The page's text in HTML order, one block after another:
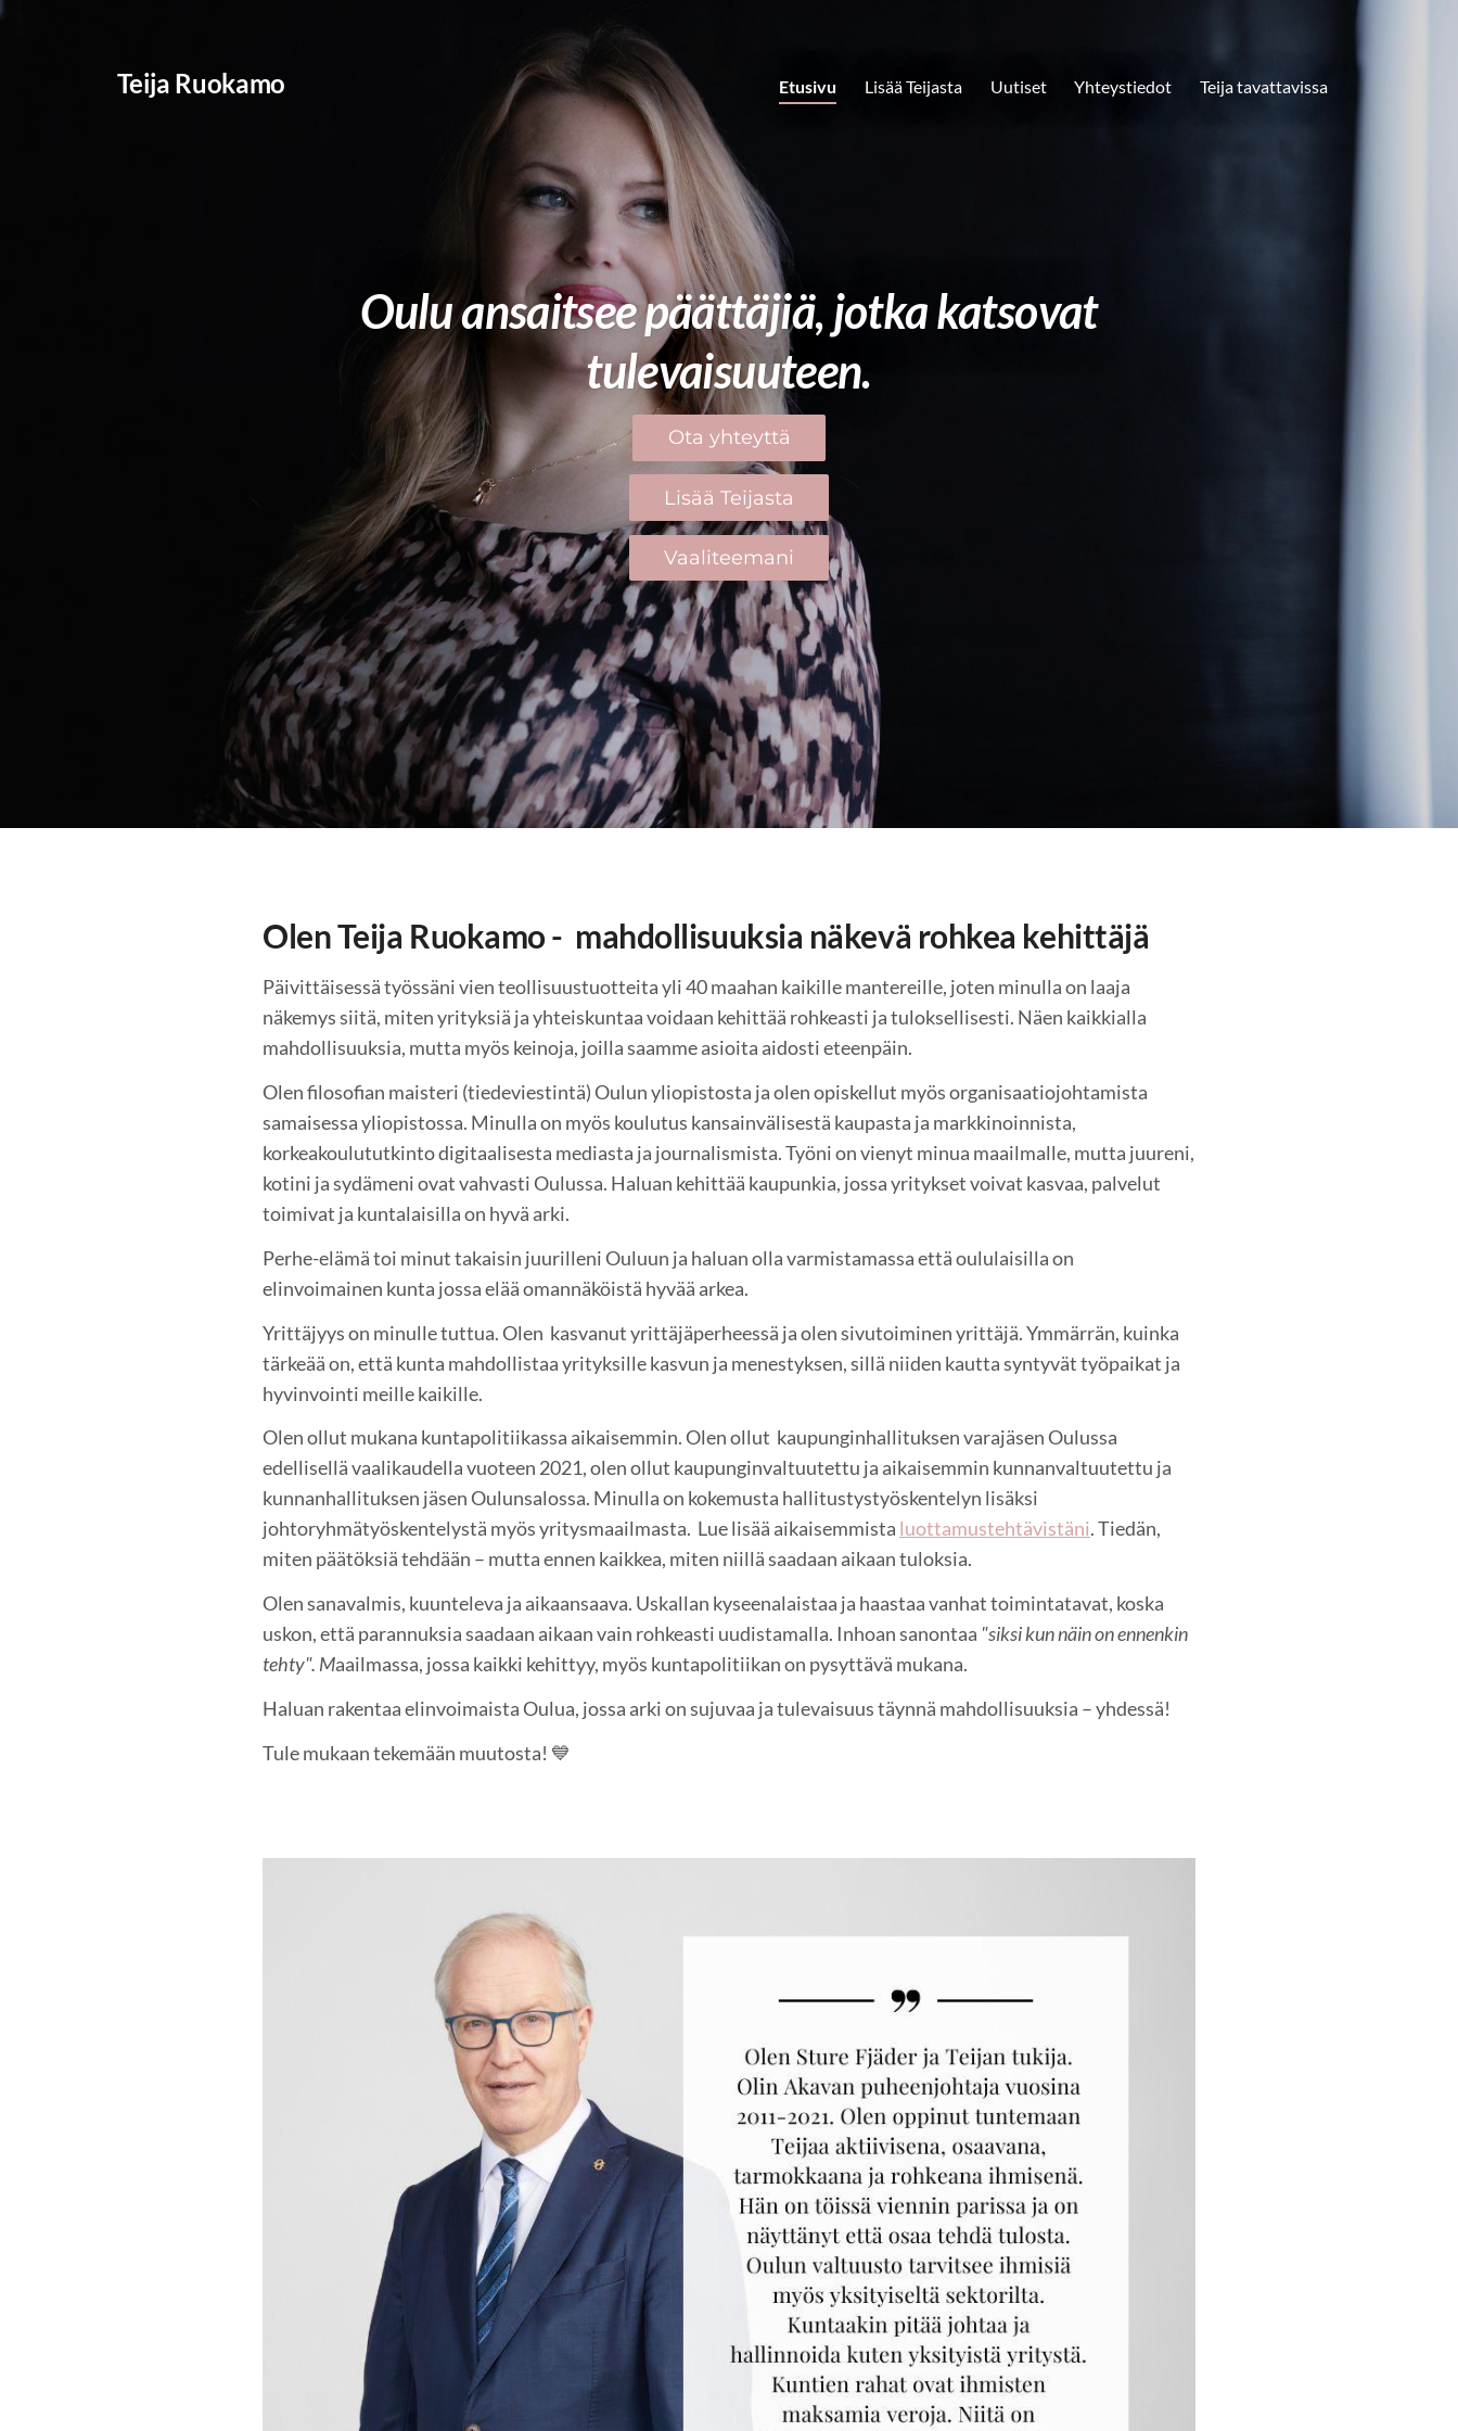
Teija Ruokamo Etusivu Lisää Teijasta Uutiset Yhteystiedot Teija tavattavissa
Oulu ansaitsee päättäjiä, jotka katsovat
tulevaisuuteen.
Ota yhteyttä
Lisää Teijasta
Vaaliteemani
OlenTeija Ruokamo - mahdollisuuksia näkevä rohkea kehittäjä
Päivittäisessä työssäni vien teollisuustuotteita yli 40 maahan kaikille mantereille, joten minulla on laaja
näkemys siitä, miten yrityksiä ja yhteiskuntaa voidaan kehittää rohkeasti ja tuloksellisesti. Näen kaikkialla
mahdollisuuksia, mutta myös keinoja, joilla saamme asioita aidosti eteenpäin.
Olen filosofian maisteri (tiedeviestintä) Oulun yliopistosta ja olen opiskellut myös organisaatiojohtamista
samaisessa yliopistossa. Minulla on myös koulutus kansainvälisestä kaupasta ja markkinoinnista,
korkeakoulututkinto digitaalisesta mediasta ja journalismista. Työni on vienyt minua maailmalle, mutta juureni,
kotini ja sydämeni ovat vahvasti Oulussa. Haluan kehittää kaupunkia, jossa yritykset voivat kasvaa, palvelut
toimivat ja kuntalaisilla on hyvä arki.
Perhe-elämä toi minut takaisin juurilleni Ouluun ja haluan olla varmistamassa että oululaisilla on
elinvoimainen kunta jossa elää omannäköistä hyvää arkea.
Yrittäjyys on minulle tuttua. Olen kasvanut yrittäjäperheessä ja olen sivutoiminen yrittäjä. Ymmärrän, kuinka
tärkeää on, että kunta mahdollistaa yrityksille kasvun ja menestyksen, sillä niiden kautta syntyvät työpaikat ja
hyvinvointi meille kaikille.
Olen ollut mukana kuntapolitiikassa aikaisemmin. Olen ollut kaupunginhallituksen varajäsen Oulussa
edellisellä vaalikaudella vuoteen 2021, olen ollut kaupunginvaltuutettu ja aikaisemmin kunnanvaltuutettu ja
kunnanhallituksen jäsen Oulunsalossa. Minulla on kokemusta hallitustystyöskentelyn lisäksi
johtoryhmätyöskentelystä myös yritysmaailmasta. Lue lisää aikaisemmista luottamustehtävistäni. Tiedän,
miten päätöksiä tehdään – mutta ennen kaikkea, miten niillä saadaan aikaan tuloksia.
Olen sanavalmis, kuunteleva ja aikaansaava. Uskallan kyseenalaistaa ja haastaa vanhat toimintatavat, koska
uskon, että parannuksia saadaan aikaan vain rohkeasti uudistamalla. Inhoan sanontaa "siksi kun näin on ennenkin
tehty". Maailmassa, jossa kaikki kehittyy, myös kuntapolitiikan on pysyttävä mukana.
Haluan rakentaa elinvoimaista Oulua, jossa arki on sujuvaa ja tulevaisuus täynnä mahdollisuuksia – yhdessä!
Tule mukaan tekemään muutosta! 💙